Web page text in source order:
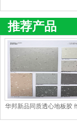
推荐产品
华邦新品同质透心地板胶